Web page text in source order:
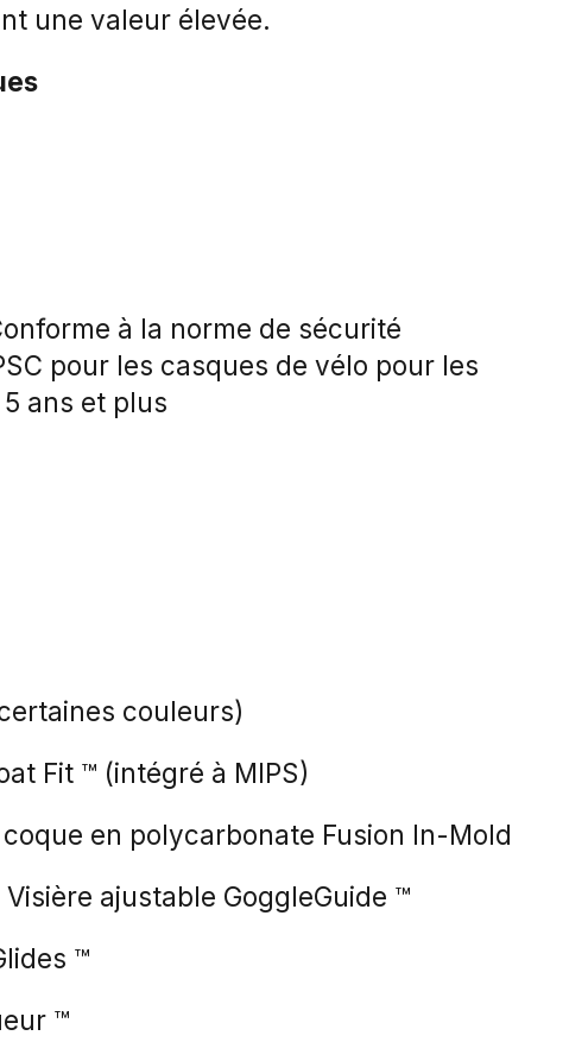
une valeur élevée.
à la norme de sécurité
pour les casques de vélo pour les
ans et plus
couleurs)
Fit ™ (intégré à MIPS)
en polycarbonate Fusion In-Mold
ajustable GoggleGuide ™
™
™